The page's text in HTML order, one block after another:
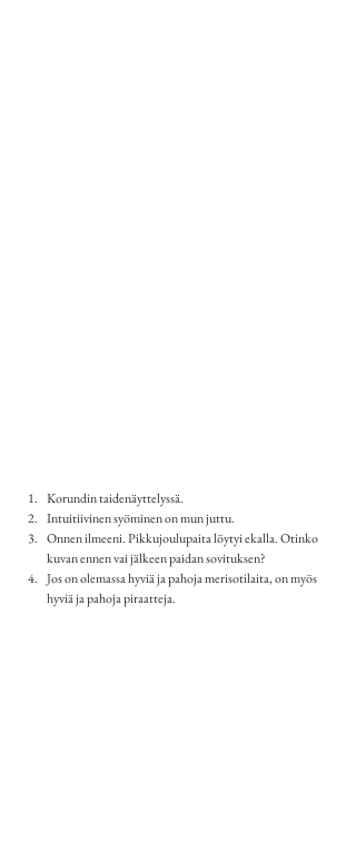
Korundin taidenäyttelyssä.
Intuitiivinen syöminen on mun juttu.
Onnen ilmeeni. Pikkujoulupaita löytyi ekalla. Otinko
kuvan ennen vai jälkeen paidan sovituksen?
Jos on olemassa hyviä ja pahoja merisotilaita, on myös
hyviä ja pahoja piraatteja.